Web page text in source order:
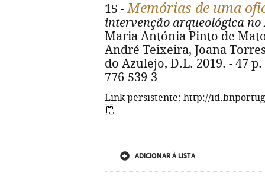
15 -Memórias de uma
intervenção arqueológica
Maria Antónia Pinto de
André Teixeira, Joana
do Azulejo, D.L. 2019. - 47
776-539-3
Link persistente: http://
ADICIONAR À LISTA